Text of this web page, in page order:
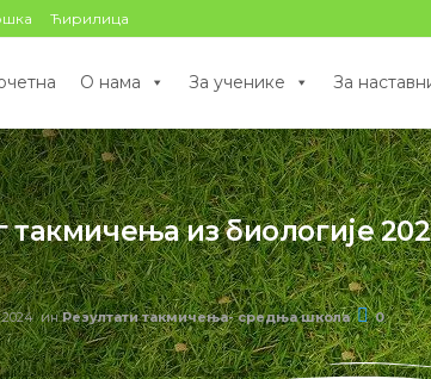
Ћирилица
О нама За ученике За
такмичења из биологије
ин Резултати такмичења- средња школа 0